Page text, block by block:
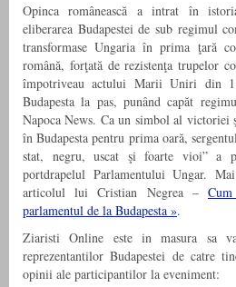
Opinca românească a intrat în
eliberarea Budapestei de sub regimul
transformase Ungaria în prima ţară
română, forţată de rezistenţa trupelor
împotriveau actului Marii Uniri din 1
Budapesta la pas, punând capăt
Napoca News. Ca un simbol al
în Budapesta pentru prima oară,
stat, negru, uscat şi foarte vioi” a
portdrapelul Parlamentului Ungar.
articolul lui Cristian Negrea –
parlamentul de la Budapesta ».
Ziaristi Online este in masura sa
reprezentantilor Budapestei de catre
opinii ale participantilor la eveniment: